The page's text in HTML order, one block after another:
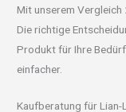
Mit unserem
Die richtige
Produkt für Ihre
einfacher.
Kaufberatung für Lian-